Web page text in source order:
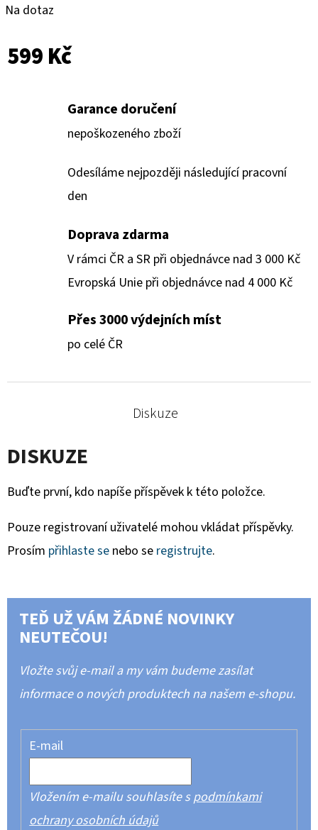
Na dotaz
599 Kč
Garance doručení
nepoškozeného zboží
Odesíláme nejpozději následující pracovní
den
Doprava zdarma
V rámci ČR a SR při objednávce nad 3 000 Kč
Evropská Unie při objednávce nad 4 000 Kč
Přes 3000 výdejních míst
po celé ČR
Diskuze
DISKUZE
Buďte první, kdo napíše příspěvek k této položce.
Pouze registrovaní uživatelé mohou vkládat příspěvky.
Prosím přihlaste se nebo se registrujte.
TEĎ UŽ VÁM ŽÁDNÉ NOVINKY
NEUTEČOU!
Vložte svůj e-mail a my vám budeme zasílat
informace o nových produktech na našem e-shopu.
E-mail
Vložením e-mailu souhlasíte spodmínkami
ochrany osobních údajů